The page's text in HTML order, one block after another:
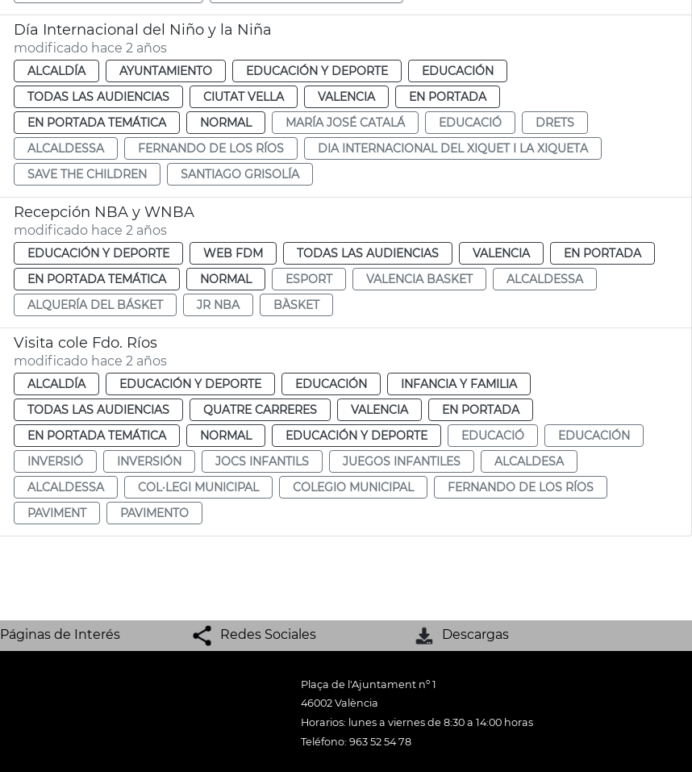
Día Internacional del Niño y la Niña
modificado hace 2 años
ALCALDÍA AYUNTAMIENTO EDUCACIÓN Y DEPORTE
EDUCACIÓN
TODAS LAS AUDIENCIAS
CIUTAT VELLA VALENCIA
EN PORTADA
EN PORTADA TEMÁTICA
NORMAL MARÍA JOSÉ CATALÁ EDUCACIÓ
DRETS
ALCALDESSA
FERNANDO DE LOS RÍOS
DIA INTERNACIONAL DEL XIQUET I LA XIQUETA
SAVE THE CHILDREN
SANTIAGO GRISOLÍA
Recepción NBA y WNBA
modificado hace 2 años
EDUCACIÓN Y DEPORTE WEB FDM TODAS LAS AUDIENCIAS VALENCIA
EN PORTADA
EN PORTADA TEMÁTICA
NORMAL ESPORT VALENCIA BASKET
ALCALDESSA
ALQUERÍA DEL BÁSKET
JR NBA BÀSKET
Visita cole Fdo. Ríos
modificado hace 2 años
ALCALDÍA EDUCACIÓN Y DEPORTE EDUCACIÓN
INFANCIA Y FAMILIA
TODAS LAS AUDIENCIAS
QUATRE CARRERES VALENCIA
EN PORTADA
EN PORTADA TEMÁTICA
NORMAL EDUCACIÓN Y DEPORTE EDUCACIÓ
EDUCACIÓN
INVERSIÓ
INVERSIÓN JOCS INFANTILS JUEGOS INFANTILES
ALCALDESA
ALCALDESSA
COL·LEGI MUNICIPAL COLEGIO MUNICIPAL
FERNANDO DE LOS RÍOS
PAVIMENT
PAVIMENTO
Páginas de Interés Redes Sociales Descargas
Plaça de l'Ajuntament nº 1
46002 València
Horarios: lunes a viernes de 8:30 a 14:00 horas
Teléfono: 963 52 54 78